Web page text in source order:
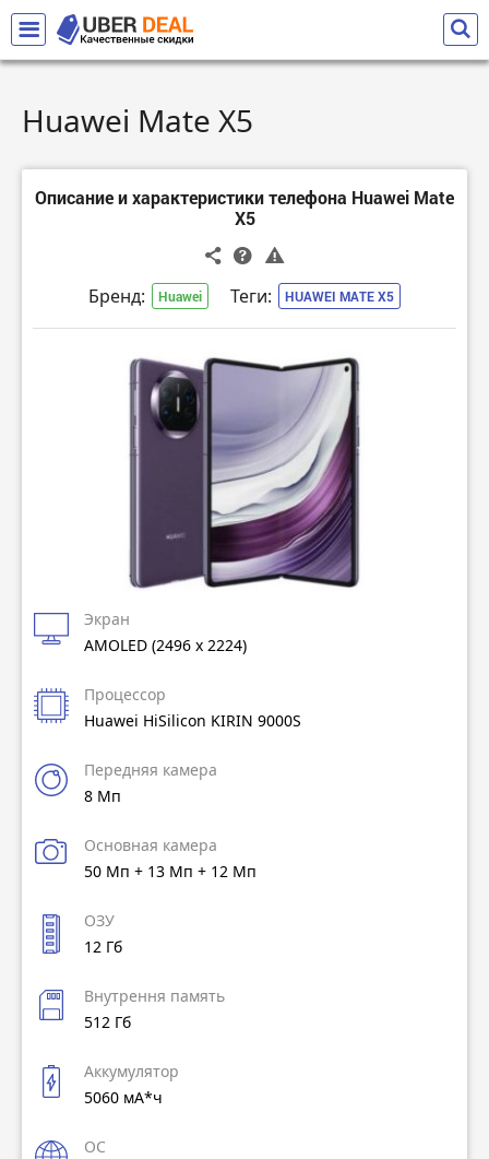
Huawei Mate X5
Описание и характеристики телефона Huawei Mate
X5
Бренд: Huawei Теги: HUAWEI MATE X5
Экран
AMOLED (2496 x 2224)
Процессор
Huawei HiSilicon KIRIN 9000S
Передняя камера
8 Мп
Основная камера
50 Мп + 13 Мп + 12 Мп
ОЗУ
12 Гб
Внутрення память
512 Гб
Аккумулятор
5060 мА*ч
ОС